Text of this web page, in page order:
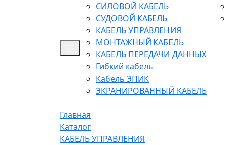
СИЛОВОЙ КАБЕЛЬ
СУДОВОЙ КАБЕЛЬ
КАБЕЛЬ УПРАВЛЕНИЯ
МОНТАЖНЫЙ КАБЕЛЬ
КАБЕЛЬ ПЕРЕДАЧИ ДАННЫХ
Гибкий кабель
Кабель ЭПИК
ЭКРАНИРОВАННЫЙ КАБЕЛЬ
Главная
Каталог
КАБЕЛЬ УПРАВЛЕНИЯ